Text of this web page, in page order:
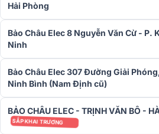
Thưởng thức âm thanh bữa tiệc mạnh
loa tweeter phía trước và bộ tản nhiệt
mạnh mẽ và giọng hát rõ ràng, dù bạn
Tính năng MEGA BASS
MEGA BASS cho phép bạn thực sự
đang nghe thứ gì đó có nhịp, bạn sẽ
và mạnh mẽ.
Hải Phòng
Bảo Châu Elec 8 Nguyễn Văn Cừ - P.
Ninh
Bảo Châu Elec 307 Đường Giải
Ninh Bình (Nam Định cũ)
BẢO CHÂU ELEC - TRỊNH VĂN BÔ -
SẮP KHAI TRƯƠNG